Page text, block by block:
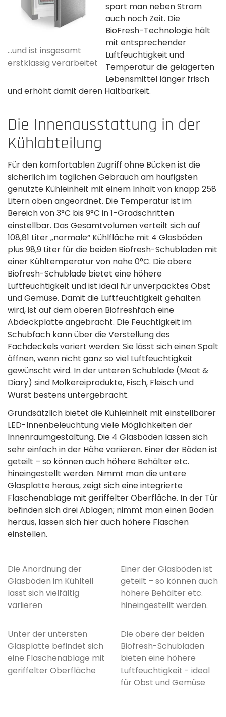
...und ist insgesamt
erstklassig verarbeitet
spart man neben Strom
auch noch Zeit. Die
BioFresh-Technologie hält
mit entsprechender
Luftfeuchtigkeit und
Temperatur die gelagerten
Lebensmittel länger frisch
und erhöht damit deren Haltbarkeit.
Die Innenausstattung in der
Kühlabteilung
Für den komfortablen Zugriff ohne Bücken ist die
sicherlich im täglichen Gebrauch am häufigsten
genutzte Kühleinheit mit einem Inhalt von knapp 258
Litern oben angeordnet. Die Temperatur ist im
Bereich von 3°C bis 9°C in 1-Gradschritten
einstellbar. Das Gesamtvolumen verteilt sich auf
108,81 Liter „normale“ Kühlfläche mit 4 Glasböden
plus 98,9 Liter für die beiden Biofresh-Schubladen mit
einer Kühltemperatur von nahe 0°C. Die obere
Biofresh-Schublade bietet eine höhere
Luftfeuchtigkeit und ist ideal für unverpacktes Obst
und Gemüse. Damit die Luftfeuchtigkeit gehalten
wird, ist auf dem oberen Biofreshfach eine
Abdeckplatte angebracht. Die Feuchtigkeit im
Schubfach kann über die Verstellung des
Fachdeckels variert werden: Sie lässt sich einen Spalt
öffnen, wenn nicht ganz so viel Luftfeuchtigkeit
gewünscht wird. In der unteren Schublade (Meat &
Diary) sind Molkereiprodukte, Fisch, Fleisch und
Wurst bestens untergebracht.
Grundsätzlich bietet die Kühleinheit mit einstellbarer
LED-Innenbeleuchtung viele Möglichkeiten der
Innenraumgestaltung. Die 4 Glasböden lassen sich
sehr einfach in der Höhe variieren. Einer der Böden ist
geteilt – so können auch höhere Behälter etc.
hineingestellt werden. Nimmt man die untere
Glasplatte heraus, zeigt sich eine integrierte
Flaschenablage mit geriffelter Oberfläche. In der Tür
befinden sich drei Ablagen; nimmt man einen Boden
heraus, lassen sich hier auch höhere Flaschen
einstellen.
Die Anordnung der
Glasböden im Kühlteil
lässt sich vielfältig
variieren
Einer der Glasböden ist
geteilt – so können auch
höhere Behälter etc.
hineingestellt werden.
Unter der untersten
Glasplatte befindet sich
eine Flaschenablage mit
geriffelter Oberfläche
Die obere der beiden
Biofresh-Schubladen
bieten eine höhere
Luftfeuchtigkeit - ideal
für Obst und Gemüse